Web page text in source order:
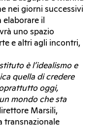
nei giorni successivi
il
uno spazio
e altri agli incontri,
è l’idealismo e
quella di credere
oggi,
mondo che sta
Marsili,
transnazionale